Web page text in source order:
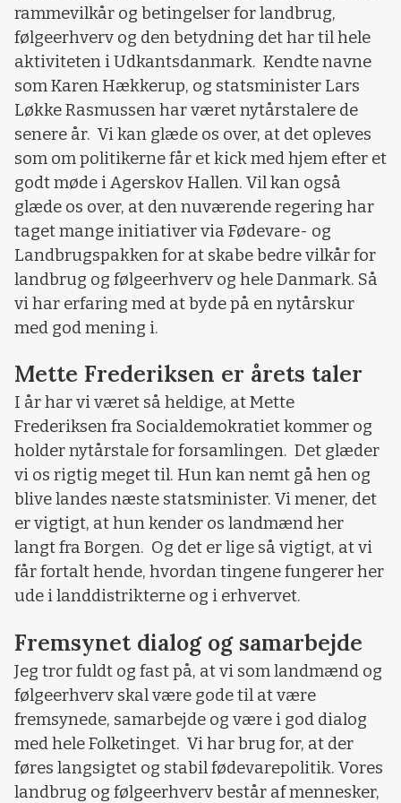
rammevilkår og betingelser for landbrug,
følgeerhverv og den betydning det har til hele
aktiviteten i Udkantsdanmark. Kendte navne
som Karen Hækkerup, og statsminister Lars
Løkke Rasmussen har været nytårstalere de
senere år. Vi kan glæde os over, at det opleves
som om politikerne får et kick med hjem efter et
godt møde i Agerskov Hallen. Vil kan også
glæde os over, at den nuværende regering har
taget mange initiativer via Fødevare- og
Landbrugspakken for at skabe bedre vilkår for
landbrug og følgeerhverv og hele Danmark. Så
vi har erfaring med at byde på en nytårskur
med god mening i.
Mette Frederiksen er årets taler
I år har vi været så heldige, at Mette
Frederiksen fra Socialdemokratiet kommer og
holder nytårstale for forsamlingen. Det glæder
vi os rigtig meget til. Hun kan nemt gå hen og
blive landes næste statsminister. Vi mener, det
er vigtigt, at hun kender os landmænd her
langt fra Borgen. Og det er lige så vigtigt, at vi
får fortalt hende, hvordan tingene fungerer her
ude i landdistrikterne og i erhvervet.
Fremsynet dialog og samarbejde
Jeg tror fuldt og fast på, at vi som landmænd og
følgeerhverv skal være gode til at være
fremsynede, samarbejde og være i god dialog
med hele Folketinget. Vi har brug for, at der
føres langsigtet og stabil fødevarepolitik. Vores
landbrug og følgeerhverv består af mennesker,